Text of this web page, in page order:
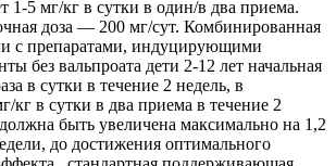
1-5 мг/кг в сутки в один/в два приема.
доза — 200 мг/сут. Комбинированная
с препаратами, индуцирующими
без вальпроата дети 2-12 лет начальная
в сутки в течение 2 недель, в
кг в сутки в два приема в течение 2
быть увеличена максимально на 1,2
до достижения оптимального